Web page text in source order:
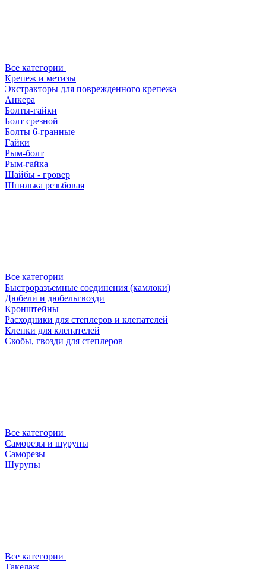
Все категории
Крепеж и метизы
Экстракторы для поврежденного крепежа
Анкера
Болты-гайки
Болт срезной
Болты 6-гранные
Гайки
Рым-болт
Рым-гайка
Шайбы - гровер
Шпилька резьбовая
Все категории
Быстроразъемные соединения (камлоки)
Дюбели и дюбельгвозди
Кронштейны
Расходники для степлеров и клепателей
Клепки для клепателей
Скобы, гвозди для степлеров
Все категории
Саморезы и шурупы
Саморезы
Шурупы
Все категории
Такелаж